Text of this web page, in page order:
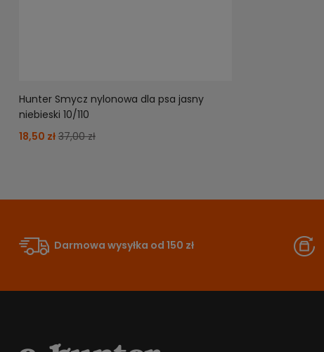
Hunter Smycz nylonowa dla psa jasny
niebieski 10/110
18,50 zł 37,00 zł
Darmowa wysyłka od 150 zł